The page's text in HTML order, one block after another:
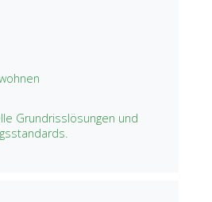
Grundrisslösungen und